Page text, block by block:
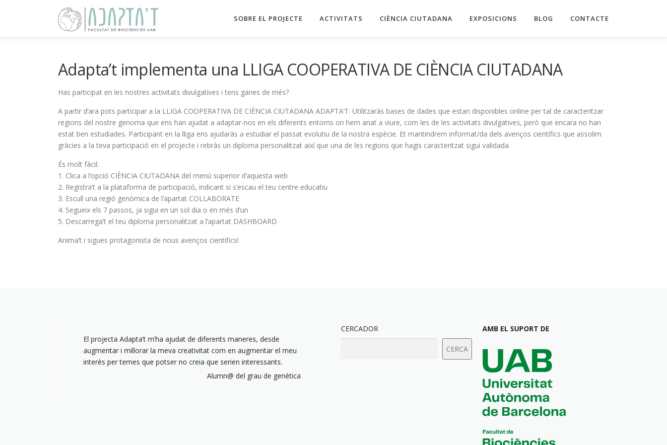
SOBRE EL PROJECTE ACTIVITATS CIÈNCIA CIUTADANA EXPOSICIONS BLOG CONTACTE
Adapta’t implementa una LLIGA COOPERATIVA DE CIÈNCIA CIUTADANA
Has participat en les nostres activitats divulgatives i tens ganes de més?
A partir d’ara pots participar a la LLIGA COOPERATIVA DE CIÈNCIA CIUTADANA ADAPTA’T. Utilitzaràs bases de dades que estan disponibles online per tal de caracteritzar
regions del nostre genoma que ens han ajudat a adaptar-nos en els diferents entorns on hem anat a viure, com les de les activitats divulgatives, però que encara no han
estat ben estudiades. Participant en la lliga ens ajudaràs a estudiar el passat evolutiu de la nostra espècie. Et mantindrem informat/da dels avenços científics que assolim
gràcies a la teva participació en el projecte i rebràs un diploma personalitzat així que una de les regions que hagis caracteritzat sigui validada.
És molt fàcil:
1. Clica a l’opció CIÈNCIA CIUTADANA del menú superior d’aquesta web
2. Registra’t a la plataforma de participació, indicant si s’escau el teu centre educatiu
3. Escull una regió genòmica de l’apartat COLLABORATE
4. Segueix els 7 passos, ja sigui en un sol dia o en més d’un
5. Descarrega’t el teu diploma personalitzat a l’apartat DASHBOARD
Anima’t i sigues protagonista de nous avenços científics!
El projecta Adapta’t m’ha ajudat de diferents maneres, desde
augmentar i millorar la meva creativitat com en augmentar el meu
interès per temes que potser no creia que serien interessants.
Alumn@ del grau de genètica
CERCADOR
CERCA
AMB EL SUPORT DE